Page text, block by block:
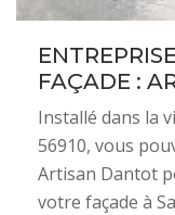
FAÇADE :
Installé dans la
56910, vous
Artisan Dantot
votre façade à